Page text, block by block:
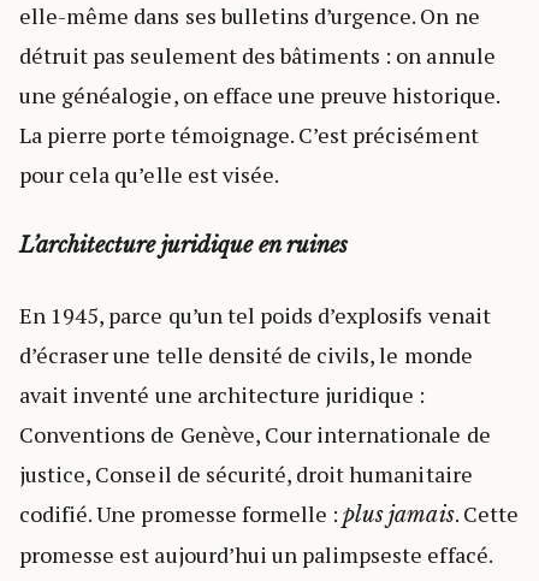
elle-même dans ses bulletins d’urgence. On ne
détruit pas seulement des bâtiments : on annule
une généalogie, on efface une preuve historique.
La pierre porte témoignage. C’est précisément
pour cela qu’elle est visée.
L’architecture juridique en ruines
En 1945, parce qu’un tel poids d’explosifs venait
d’écraser une telle densité de civils, le monde
avait inventé une architecture juridique :
Conventions de Genève, Cour internationale de
justice, Conseil de sécurité, droit humanitaire
codifié. Une promesse formelle :plus jamais. Cette
promesse est aujourd’hui un palimpseste effacé.